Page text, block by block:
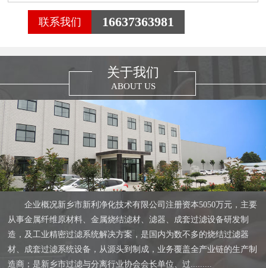
联系我们 16637363981
关于我们
ABOUT US
企业概况新乡市新利净化技术有限公司注册资本5050万元，主要
从事金属纤维原材料、金属烧结滤材、滤器、成套过滤设备研发制
造，及工业精密过滤系统解决方案，是国内为数不多的烧结过滤器
材、成套过滤系统设备，从源头到制成，业务覆盖全产业链的生产制
造商；是新乡市过滤与分离行业协会会长单位、过.........